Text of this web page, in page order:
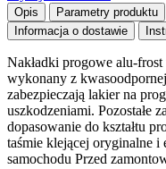
Opis Parametry produktu
Informacja o dostawie
Nakładki progowe alu-
wykonany z
zabezpieczają lakier na
uszkodzeniami. Pozostałe
dopasowanie do kształtu
taśmie klejącej oryginalne i
samochodu Przed